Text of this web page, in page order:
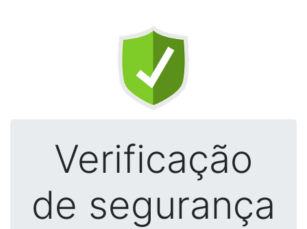
Verificação
de segurança